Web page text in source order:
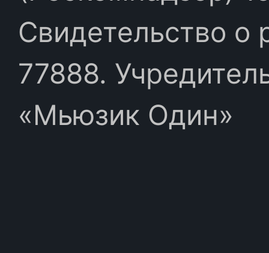
Свидетельство
77888.
«Мьюзик Один»